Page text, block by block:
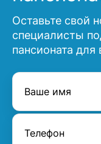
Оставьте свой
специалисты
пансионата для